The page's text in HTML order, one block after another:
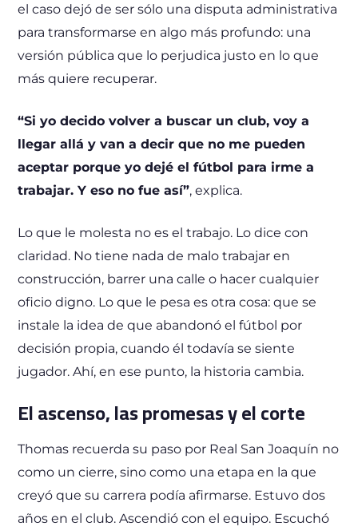
el caso dejó de ser sólo una disputa administrativa
para transformarse en algo más profundo: una
versión pública que lo perjudica justo en lo que
más quiere recuperar.
“Si yo decido volver a buscar un club, voy a
llegar allá y van a decir que no me pueden
aceptar porque yo dejé el fútbol para irme a
trabajar. Y eso no fue así”, explica.
Lo que le molesta no es el trabajo. Lo dice con
claridad. No tiene nada de malo trabajar en
construcción, barrer una calle o hacer cualquier
oficio digno. Lo que le pesa es otra cosa: que se
instale la idea de que abandonó el fútbol por
decisión propia, cuando él todavía se siente
jugador. Ahí, en ese punto, la historia cambia.
El ascenso, las promesas y el corte
Thomas recuerda su paso por Real San Joaquín no
como un cierre, sino como una etapa en la que
creyó que su carrera podía afirmarse. Estuvo dos
años en el club. Ascendió con el equipo. Escuchó